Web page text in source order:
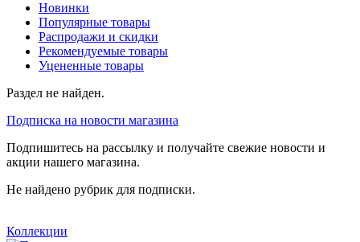
Новинки
Популярные товары
Распродажи и скидки
Рекомендуемые товары
Уцененные товары
Раздел не найден.
Подписка на новости магазина
Подпишитесь на рассылку и получайте свежие новости и
акции нашего магазина.
Не найдено рубрик для подписки.
Коллекции